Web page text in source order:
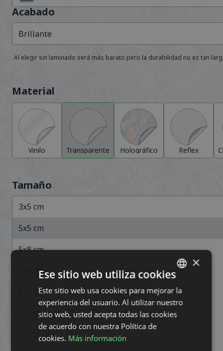
Acabado
Brillante
Al elegir sin laminado será más barato pero la durabilidad no es tan
Material
Vinilo Transparente Holográfico Reflex
Tamaño
3x5 cm
5x5 cm
5x8cm
cm
cm
10x10cm
10x15cm
SWEDISH
ENGLISH
×
Ese sitio web utiliza cookies
Este sitio web usa cookies para mejorar la
experiencia del usuario. Al utilizar nuestro
sitio web, usted acepta todas las cookies
de acuerdo con nuestra Política de
cookies. Más información